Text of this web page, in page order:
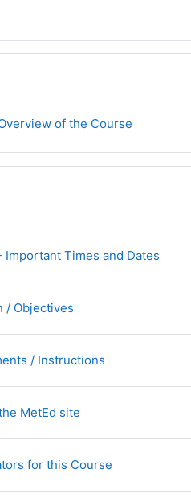
of the Course
Times and DatesPágina
/ ObjectivesPágina
/ InstructionsPágina
MetEd sitePágina
for this CoursePágina